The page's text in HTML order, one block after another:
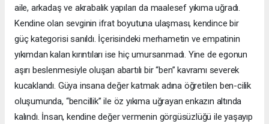
aile, arkadaş ve akrabalık yapıları da maalesef yıkıma uğradı.
Kendine olan sevginin ifrat boyutuna ulaşması, kendince bir
güç kategorisi sanıldı. İçerisindeki merhametin ve empatinin
yıkımdan kalan kırıntıları ise hiç umursanmadı. Yine de egonun
aşırı beslenmesiyle oluşan abartılı bir “ben” kavramı severek
kucaklandı. Güya insana değer katmak adına öğretilen ben-cilik
oluşumunda, “bencillik” ile öz yıkıma uğrayan enkazın altında
kalındı. İnsan, kendine değer vermenin görgüsüzlüğü ile yaşayıp